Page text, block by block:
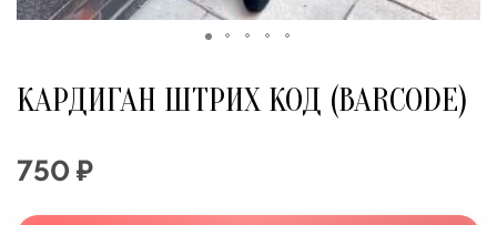
КАРДИГАН ШТРИХ КОД (BARCODE)
750 ₽